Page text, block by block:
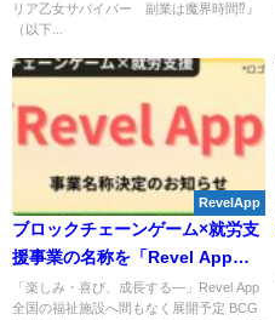
リア乙女サバイバー 副業は魔界時間⁉』
（以下...
RevelApp
ブロックチェーンゲーム×就労支
援事業の名称を「Revel App」
に決定！
「楽しみ・喜び、成長する―」Revel App
全国の福祉施設へ間もなく展開予定 BCG